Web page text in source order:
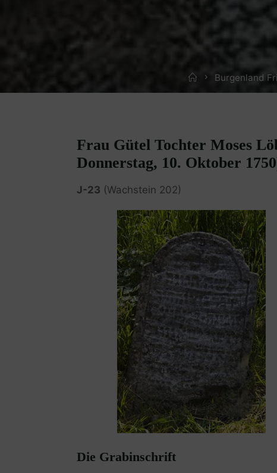
HomeBurgenland
Frau Gütel Tochter Moses
Donnerstag, 10. Oktober
J-23 (Wachstein 202)
Die Grabinschrift